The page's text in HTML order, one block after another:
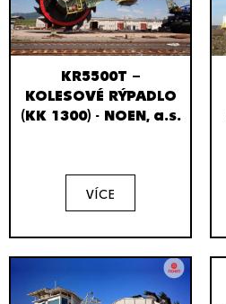
KR5500T –
KOLESOVÉ RÝPADLO
(KK 1300) - NOEN, a.s.
VÍCE